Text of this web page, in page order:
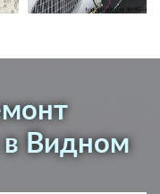
в Видном